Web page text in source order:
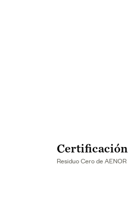
Certificación
Residuo Cero de AENOR